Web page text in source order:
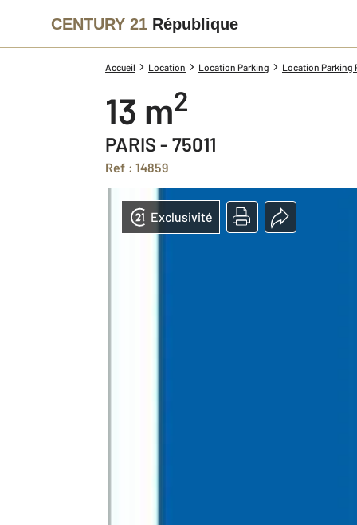
CENTURY 21 République
Accueil Location Location Parking Location Parking
13 m2
PARIS - 75011
Ref : 14859
Exclusivité